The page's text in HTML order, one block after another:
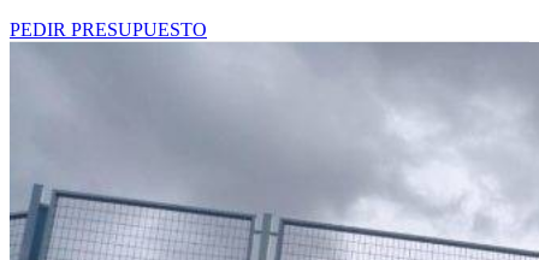
PEDIR PRESUPUESTO